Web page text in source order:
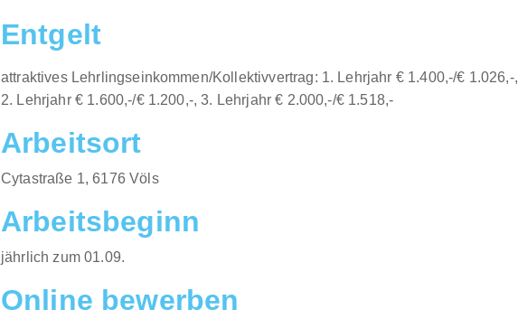
Entgelt
attraktives Lehrlingseinkommen/Kollektivvertrag: 1. Lehrjahr € 1.400,-/€ 1.026,-,
2. Lehrjahr € 1.600,-/€ 1.200,-, 3. Lehrjahr € 2.000,-/€ 1.518,-
Arbeitsort
​Cytastraße 1, 6176 Völs​​
Arbeitsbeginn
jährlich zum 01.09.​
Online bewerben